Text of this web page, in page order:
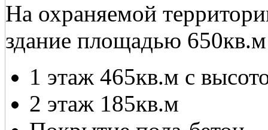
На охраняемой
здание площадью
1 этаж 465кв.м с
2 этаж 185кв.м